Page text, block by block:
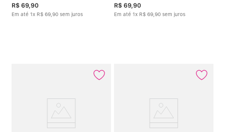
R$ 69,90
Em até 1x R$ 69 90 sem juros
R$ 69,90
Em até 1x R$ 69 90 sem juros